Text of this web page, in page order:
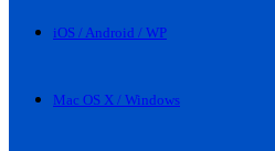
iOS / Android / WP
Mac OS X / Windows